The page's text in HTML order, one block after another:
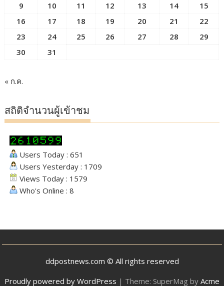
9
10 11 12 13 14
15
16
17 18 19 20 21
22
23
24 25 26 27 28
29
30
31
« ก.ค.
สถิติจำนวนผู้เข้าชม
Users Today : 651
Users Yesterday : 1709
Views Today : 1579
Who's Online : 8
ddpostnews.com © All rights reserved
Proudly powered by WordPress | Theme: SuperMag by Acme